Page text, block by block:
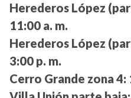
Herederos López
11:00 a. m.
Herederos López
3:00 p. m.
Cerro Grande zona 4: